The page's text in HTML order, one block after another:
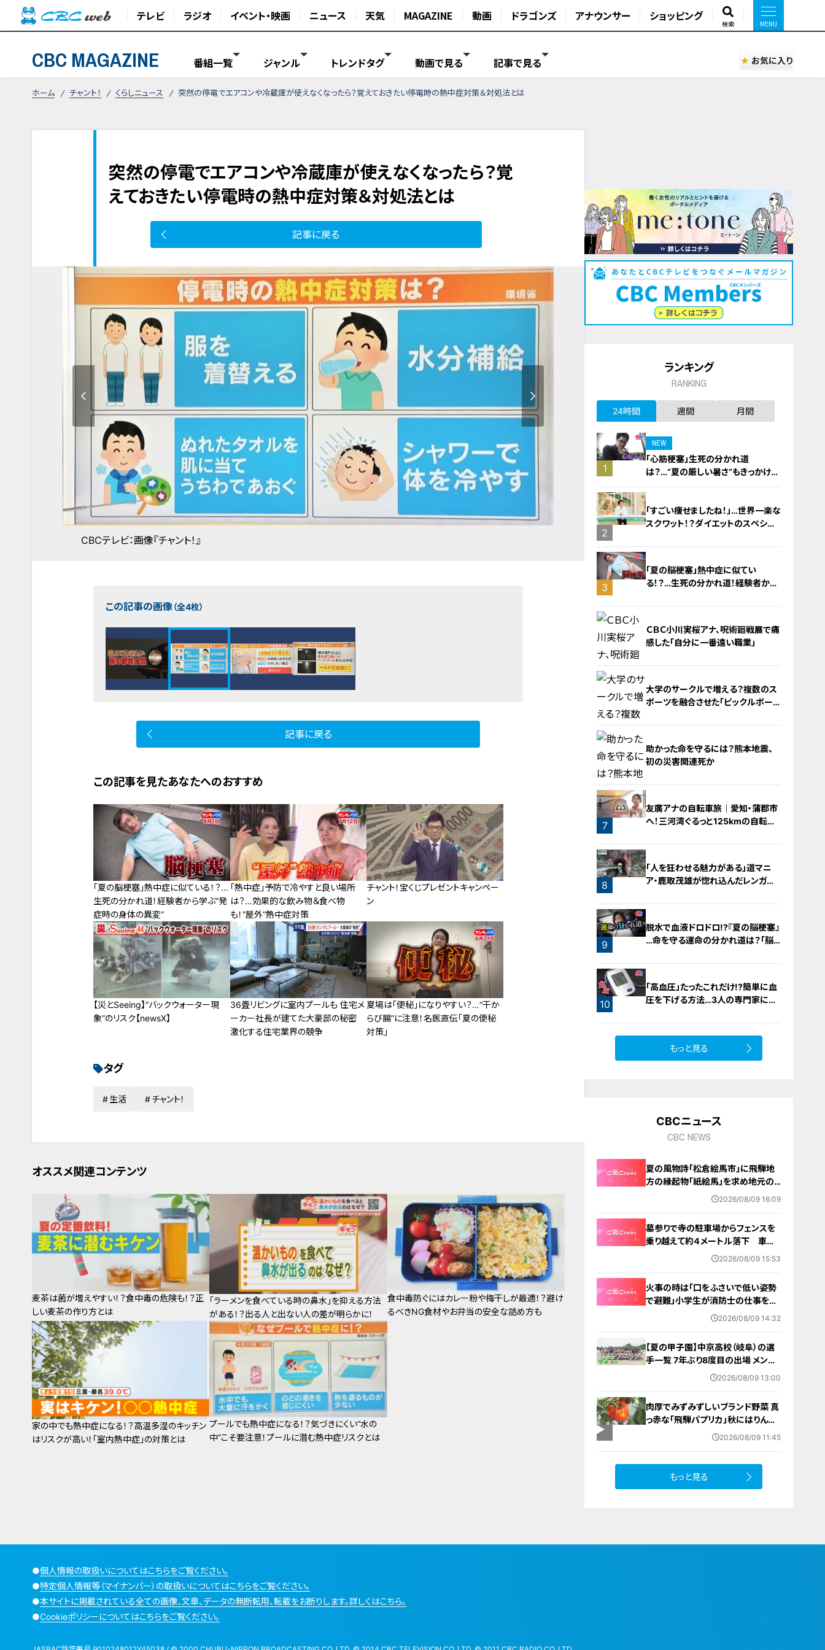
テレビ ラジオ イベント・映画 ニュース 天気 MAGAZINE 動画 ドラゴンズ アナウンサー ショッピング
検索
CBC MAGAZINE 番組一覧 ジャンル トレンドタグ 動画で見る 記事で見る お気に入り
ホーム チャント！ くらしニュース 突然の停電でエアコンや冷蔵庫が使えなくなったら？覚えておきたい停電時の熱中症対策＆対処法とは
突然の停電でエアコンや冷蔵庫が使えなくなったら？覚
えておきたい停電時の熱中症対策＆対処法とは
記事に戻る
CBCテレビ：画像『チャント！』
この記事の画像（全4枚）
記事に戻る
この記事を見たあなたへのおすすめ
「夏の脳梗塞」熱中症に似ている！？…
生死の分かれ道！経験者から学ぶ“発
症時の身体の異変”
「熱中症」予防で冷やすと良い場所
は？…効果的な飲み物＆食べ物
も！“屋外”熱中症対策
チャント！宝くじプレゼントキャンペー
ン
【災とSeeing】“バックウォーター現
象”のリスク【newsX】
36畳リビングに室内プールも 住宅メ
ーカー社長が建てた大豪邸の秘密
激化する住宅業界の競争
夏場は「便秘」になりやすい？…“干か
らび腸”に注意！名医直伝「夏の便秘
対策」
タグ
生活 チャント！
オススメ関連コンテンツ
麦茶は菌が増えやすい！？食中毒の危険も！？正
しい麦茶の作り方とは
「ラーメンを食べている時の鼻水」を抑える方法
がある！？出る人と出ない人の差が明らかに！
食中毒防ぐにはカレー粉や梅干しが最適！？避け
るべきNG食材やお弁当の安全な詰め方も
家の中でも熱中症になる！？高温多湿のキッチン
はリスクが高い！「室内熱中症」の対策とは
プールでも熱中症になる！？気づきにくい“水の
中”こそ要注意！プールに潜む熱中症リスクとは
ランキング
RANKING
24時間 週間 月間
1
NEW
「心筋梗塞」生死の分かれ道
は？…“夏の厳しい暑さ”もきっかけ
に！発症前のキケンなサインと対処
2
「すごい痩せましたね！」…世界一楽な
スクワット！？ダイエットのスペシャ
3
「夏の脳梗塞」熱中症に似てい
る！？…生死の分かれ道！経験者から
4
ＣＢＣ小川実桜アナ、呪術廻戦展で痛
感した「自分に一番遠い職業」
5
大学のサークルで増える？複数のス
ポーツを融合させた「ピックルボー
6
助かった命を守るには？熊本地震、
初の災害関連死か
7
友廣アナの自転車旅｜愛知・蒲郡市
へ！三河湾ぐるっと125kmの自転車
8
「人を狂わせる魅力がある」道マニ
ア・鹿取茂雄が惚れ込んだレンガの
9
脱水で血液ドロドロ!?『夏の脳梗塞』
…命を守る運命の分かれ道は？「脳
10
「高血圧」たったこれだけ!?簡単に血
圧を下げる方法…3人の専門家に学
もっと見る
CBCニュース
CBC NEWS
夏の風物詩「松倉絵馬市」に飛騨地
方の縁起物「紙絵馬」を求め地元の
人や観光客が訪れる 幸せが駆け込
2026/08/09 16:09
墓参りで寺の駐車場からフェンスを
乗り越えて約４メートル落下 車に
乗っていた家族３人けが 岐阜・山
2026/08/09 15:53
火事の時は「口をふさいで低い姿勢
で避難」小学生が消防士の仕事を体
2026/08/09 14:32
【夏の甲子園】中京高校（岐阜）の選
手一覧 7年ぶり8度目の出場 メンバ
ー・出身中学・特徴は？高校野球
2026/08/09 13:00
肉厚でみずみずしいブランド野菜 真
っ赤な「飛騨パプリカ」秋にはりんご
のように甘い 岐阜・高山市の東農
2026/08/09 11:45
もっと見る
●個人情報の取扱いについてはこちらをご覧ください。
●特定個人情報等（マイナンバー）の取扱いについてはこちらをご覧ください。
●本サイトに掲載されている全ての画像、文章、データの無断転用、転載をお断りします。詳しくはこちら。
●Cookieポリシーについてはこちらをご覧ください。